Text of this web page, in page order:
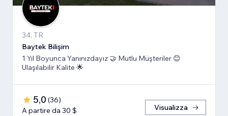
34, TR
Baytek Bilişim
1 Yıl Boyunca Yanınızdayız 🤝 Mutlu Müşteriler 😊
Ulaşılabilir Kalite 🌟
5,0 (36)
A partire da 30 $
Visualizza